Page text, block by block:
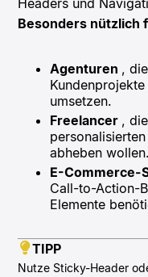
Besonders nützlich
Agenturen ,
umsetzen.
Freelancer ,
abheben wollen.
E-Commerce-
Call-to-Action-
Elemente
TIPP
Nutze Sticky-Header